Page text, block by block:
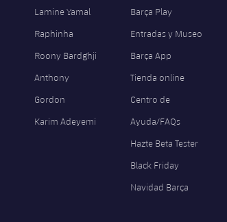
Lamine Yamal
Raphinha
Roony Bardghji
Anthony
Gordon
Karim Adeyemi
Barça Play
Entradas y Museo
Barça App
Tienda online
Centro de
Ayuda/FAQs
Hazte Beta Tester
Black Friday
Navidad Barça